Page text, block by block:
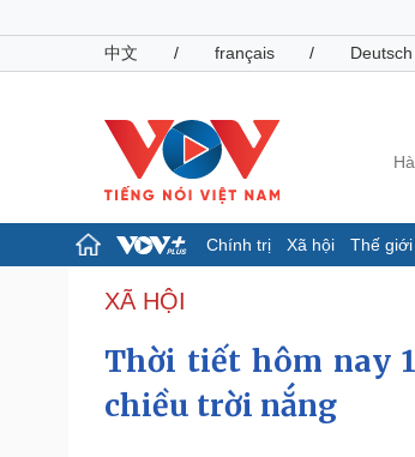
中文
/ français / Deutsch
Chính trị Xã hội Thế giới
Chính trị
Tổ chức nhân sự
Quốc hội
Nhận diện sự thật
Dự báo
Giáo
XÃ HỘI
Thời tiết hôm nay
chiều trời nắng